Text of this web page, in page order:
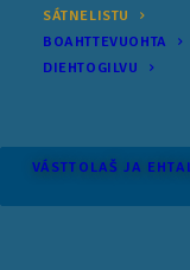
SÁTNELISTU
BOAHTTEVUOHTA
DIEHTOGILVU
VÁSTTOLAŠ JA